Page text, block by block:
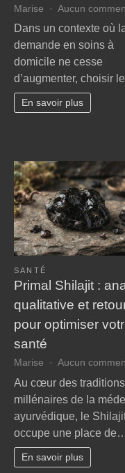
Marise Aucun
Dans un contexte où
demande en soins à
domicile ne cesse
d’augmenter, choisir
En savoir plus
SANTÉ
Primal Shilajit :
qualitative et
pour optimiser
santé
Marise Aucun
Au cœur des traditions
millénaires de la
ayurvédique, le
occupe une place
En savoir plus